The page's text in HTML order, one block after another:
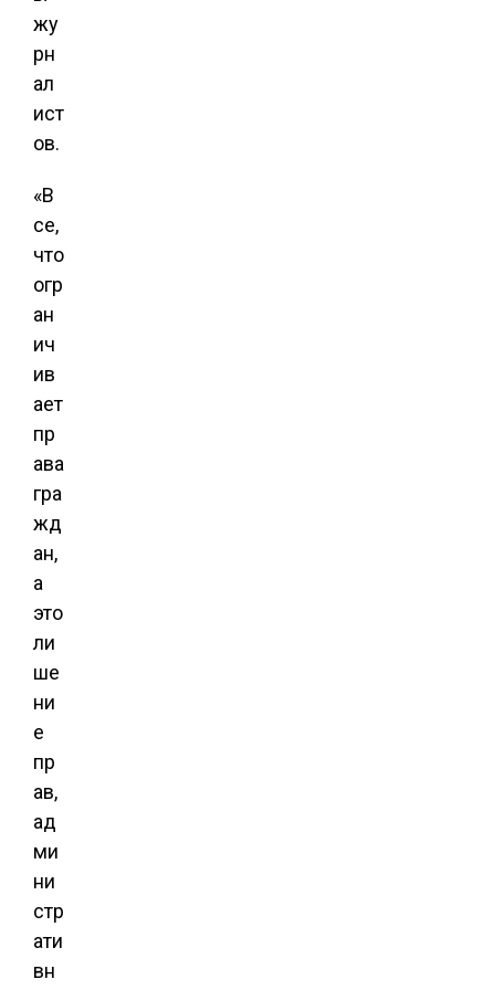
жу
рн
ал
ист
ов.
«В
се,
что
огр
ан
ич
ив
ает
пр
ава
гра
жд
ан,
а
это
ли
ше
ни
е
пр
ав,
ад
ми
ни
стр
ати
вн